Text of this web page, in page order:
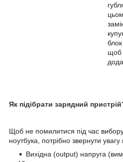
блок
щоб
Як підібрати зарядний
Щоб не помилитися під час
ноутбука, потрібно звернути увагу
Вихідна (output) напруга